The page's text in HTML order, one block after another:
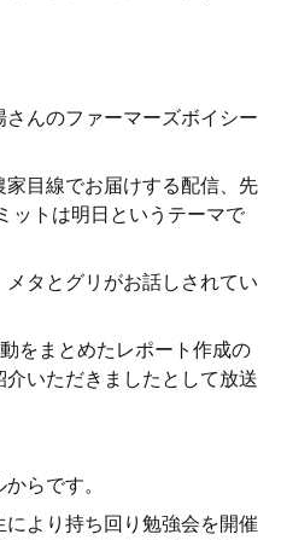
んのファーマーズボイシー
目線でお届けする配信、先
ットは明日というテーマで
タとグリがお話しされてい
をまとめたレポート作成の
いただきましたとして放送
らです。
より持ち回り勉強会を開催